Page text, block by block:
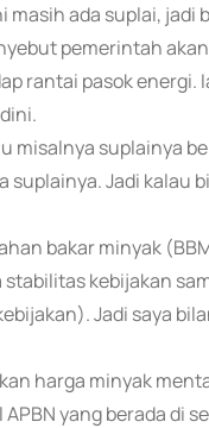
masih ada suplai,
pemerintah
rantai pasok
misalnya suplainya
suplainya. Jadi
bakar minyak
kebijakan
Jadi saya
harga minyak
yang berada di